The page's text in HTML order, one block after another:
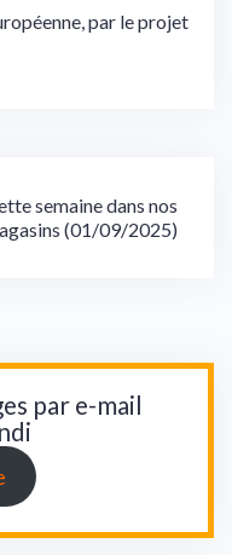
par le projet
semaine dans nos
(01/09/2025)
par e-mail